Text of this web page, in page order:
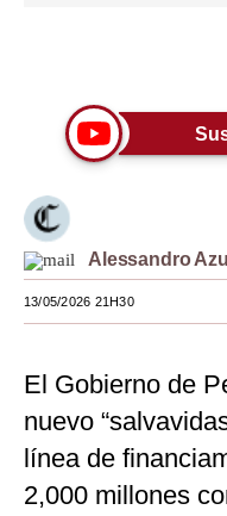
EEUU
México
España
Internacional
Tecnología
G de Gestión
Notas Contratadas
Alessandro
13/05/2026 21H30
El Gobierno de
nuevo
línea de
2,000 millones